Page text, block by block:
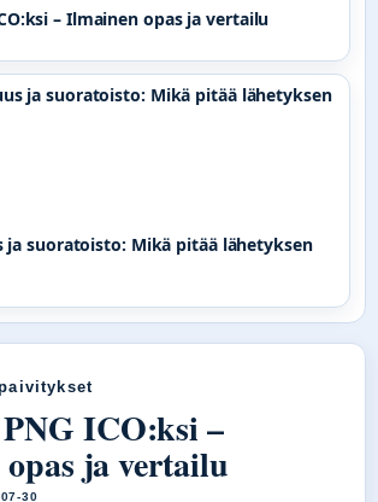
– Ilmainen opas ja vertailu
ja suoratoisto: Mikä pitää lähetyksen
ICO:ksi –
ja vertailu
30